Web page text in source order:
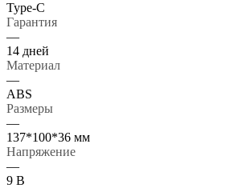
Type-C
Гарантия
—
14 дней
Материал
—
ABS
Размеры
—
137*100*36 мм
Напряжение
—
9 В